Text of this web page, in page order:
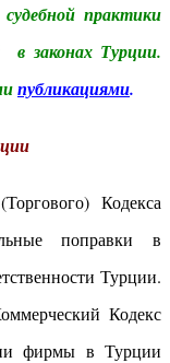
практики
законах Турции.
публикациями.
Кодекса
поправки в
Турции.
Кодекс
фирмы в Турции